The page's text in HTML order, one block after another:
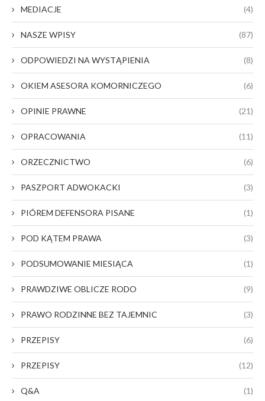
MEDIACJE (4)
NASZE WPISY (87)
ODPOWIEDZI NA WYSTĄPIENIA (8)
OKIEM ASESORA KOMORNICZEGO (6)
OPINIE PRAWNE (21)
OPRACOWANIA (11)
ORZECZNICTWO (6)
PASZPORT ADWOKACKI (3)
PIÓREM DEFENSORA PISANE (1)
POD KĄTEM PRAWA (3)
PODSUMOWANIE MIESIĄCA (1)
PRAWDZIWE OBLICZE RODO (9)
PRAWO RODZINNE BEZ TAJEMNIC (3)
PRZEPISY (6)
PRZEPISY (12)
Q&A (1)